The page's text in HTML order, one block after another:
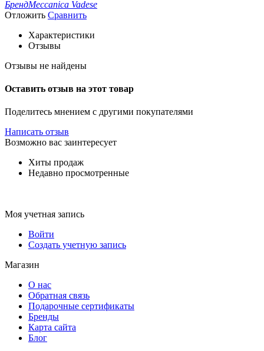
БрендMeccanica Vadese
Отложить Сравнить
Характеристики
Отзывы
Отзывы не найдены
Оставить отзыв на этот товар
Поделитесь мнением с другими покупателями
Написать отзыв
Возможно вас заинтересует
Хиты продаж
Недавно просмотренные
Моя учетная запись
Войти
Создать учетную запись
Магазин
О нас
Обратная связь
Подарочные сертификаты
Бренды
Карта сайта
Блог